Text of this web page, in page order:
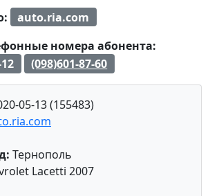
auto.ria.com
номера абонента:
(098)601-87-60
05-13 (155483)
Тернополь
Lacetti 2007